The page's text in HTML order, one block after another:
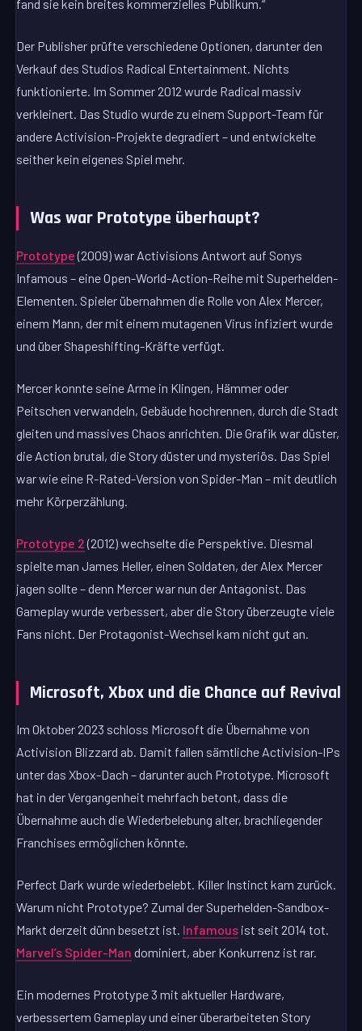
fand sie kein breites kommerzielles Publikum.“
Der Publisher prüfte verschiedene Optionen, darunter den
Verkauf des Studios Radical Entertainment. Nichts
funktionierte. Im Sommer 2012 wurde Radical massiv
verkleinert. Das Studio wurde zu einem Support-Team für
andere Activision-Projekte degradiert – und entwickelte
seither kein eigenes Spiel mehr.
Was war Prototype überhaupt?
Prototype(2009) war Activisions Antwort auf Sonys
Infamous – eine Open-World-Action-Reihe mit Superhelden-
Elementen. Spieler übernahmen die Rolle von Alex Mercer,
einem Mann, der mit einem mutagenen Virus infiziert wurde
und über Shapeshifting-Kräfte verfügt.
Mercer konnte seine Arme in Klingen, Hämmer oder
Peitschen verwandeln, Gebäude hochrennen, durch die Stadt
gleiten und massives Chaos anrichten. Die Grafik war düster,
die Action brutal, die Story düster und mysteriös. Das Spiel
war wie eine R-Rated-Version von Spider-Man – mit deutlich
mehr Körperzählung.
Prototype 2(2012) wechselte die Perspektive. Diesmal
spielte man James Heller, einen Soldaten, der Alex Mercer
jagen sollte – denn Mercer war nun der Antagonist. Das
Gameplay wurde verbessert, aber die Story überzeugte viele
Fans nicht. Der Protagonist-Wechsel kam nicht gut an.
Microsoft, Xbox und die Chance auf Revival
Im Oktober 2023 schloss Microsoft die Übernahme von
Activision Blizzard ab. Damit fallen sämtliche Activision-IPs
unter das Xbox-Dach – darunter auch Prototype. Microsoft
hat in der Vergangenheit mehrfach betont, dass die
Übernahme auch die Wiederbelebung alter, brachliegender
Franchises ermöglichen könnte.
Perfect Dark wurde wiederbelebt. Killer Instinct kam zurück.
Warum nicht Prototype? Zumal der Superhelden-Sandbox-
Markt derzeit dünn besetzt ist. Infamous ist seit 2014 tot.
Marvel’s Spider-Man dominiert, aber Konkurrenz ist rar.
Ein modernes Prototype 3 mit aktueller Hardware,
verbessertem Gameplay und einer überarbeiteten Story